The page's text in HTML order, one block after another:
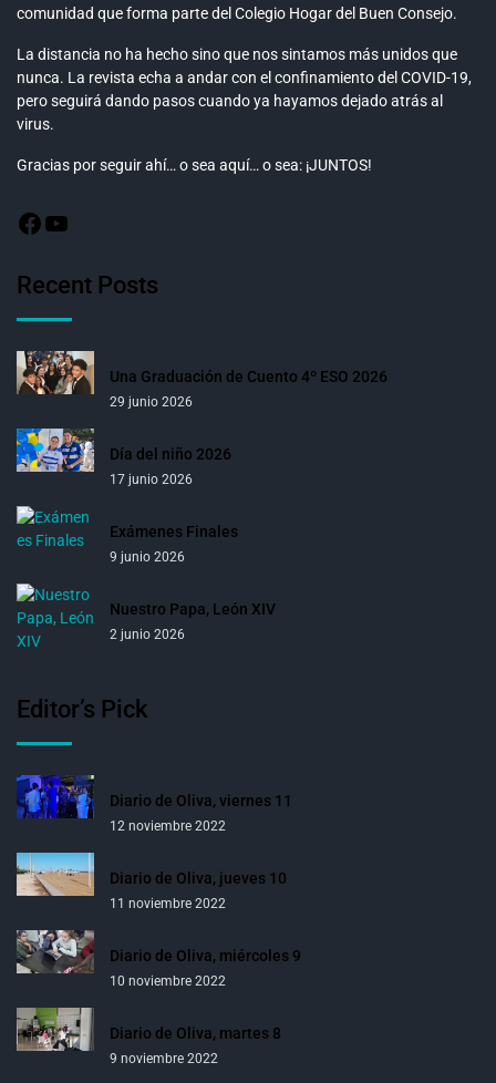
comunidad que forma parte del Colegio Hogar del Buen Consejo.
La distancia no ha hecho sino que nos sintamos más unidos que
nunca. La revista echa a andar con el confinamiento del COVID-19,
pero seguirá dando pasos cuando ya hayamos dejado atrás al
virus.
Gracias por seguir ahí… o sea aquí… o sea: ¡JUNTOS!
Recent Posts
Una Graduación de Cuento 4º ESO 2026
29 junio 2026
Día del niño 2026
17 junio 2026
Exámenes Finales
9 junio 2026
Nuestro Papa, León XIV
2 junio 2026
Editor’s Pick
Diario de Oliva, viernes 11
12 noviembre 2022
Diario de Oliva, jueves 10
11 noviembre 2022
Diario de Oliva, miércoles 9
10 noviembre 2022
Diario de Oliva, martes 8
9 noviembre 2022